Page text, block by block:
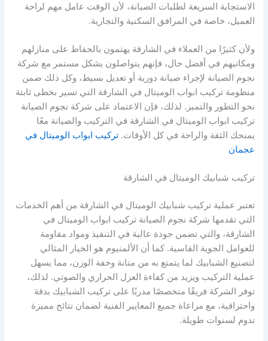
الاستجابة السريعة لطلبات الصيانة، لأن الوقت عامل مهم لراحة
العميل، خاصة في المرافق السكنية والتجارية.
ولأن كثيرًا من العملاء في الشارقة يهتمون بالحفاظ على منازلهم
ومكاتبهم في أفضل حال، فإنهم يتواصلون بشكل مستمر مع شركة
نجوم الصيانة لإجراء صيانة دورية أو تعديل بسيط، وكل ذلك ضمن
منظومة تركيب ابواب الوميتال في الشارقة التي تسير بخطى ثابتة
نحو التطور والتميز. لذلك، فإن الاعتماد على شركة نجوم الصيانة
تركيب ابواب الوميتال في الشارقة في التركيب والصيانة معًا
يمنحك الثقة والراحة في كل الأوقات.تركيب ابواب الوميتال في
عجمان
تركيب شبابيك الوميتال في الشارقة
تعتبر عملية تركيب شبابيك الوميتال في الشارقة من أهم الخدمات
التي تقدمها شركة نجوم الصيانة تركيب ابواب الوميتال في
الشارقة، والتي تضمن جودة عالية في التنفيذ ومواد مقاومة
للعوامل الجوية القاسية. كما أن الألمنيوم هو الخيار المثالي
لتصنيع الشبابيك لما يتمتع به من متانة وخفة الوزن، مما يسهل
عملية التركيب ويزيد من كفاءة العزل الحراري والصوتي. لذلك،
توفر الشركة فريقًا متخصصًا مدربًا على تركيب الشبابيك بدقة
واحترافية، مع مراعاة جميع المعايير الفنية لضمان نتائج مميزة
تدوم لسنوات طويلة.